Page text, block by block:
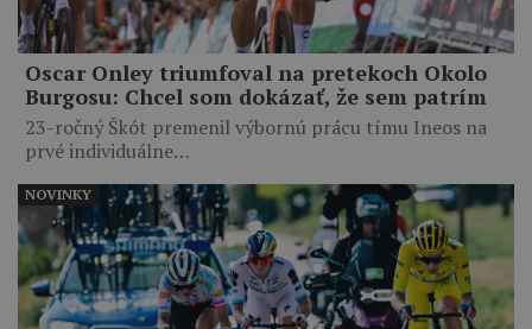
Oscar Onley triumfoval na pretekoch Okolo
Burgosu: Chcel som dokázať, že sem patrím
23-ročný Škót premenil výbornú prácu tímu Ineos na
prvé individuálne…
NOVINKY